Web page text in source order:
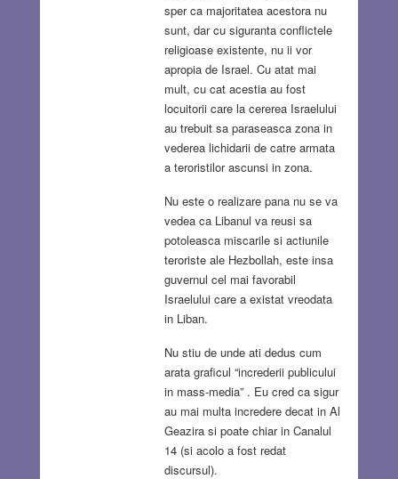
sper ca majoritatea acestora nu
sunt, dar cu siguranta conflictele
religioase existente, nu ii vor
apropia de Israel. Cu atat mai
mult, cu cat acestia au fost
locuitorii care la cererea Israelului
au trebuit sa paraseasca zona in
vederea lichidarii de catre armata
a teroristilor ascunsi in zona.
Nu este o realizare pana nu se va
vedea ca Libanul va reusi sa
potoleasca miscarile si actiunile
teroriste ale Hezbollah, este insa
guvernul cel mai favorabil
Israelului care a existat vreodata
in Liban.
Nu stiu de unde ati dedus cum
arata graficul “increderii publicului
in mass-media” . Eu cred ca sigur
au mai multa incredere decat in Al
Geazira si poate chiar in Canalul
14 (si acolo a fost redat
discursul).